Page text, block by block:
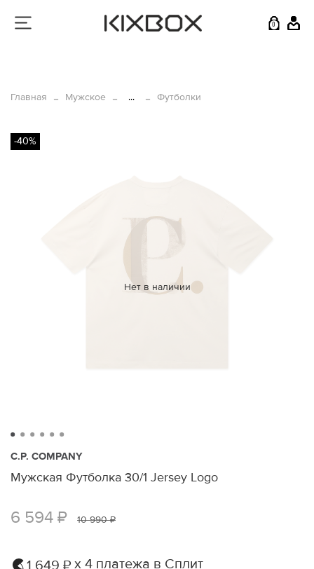
0
Главная Мужское ... Футболки
Нет в наличии
-40%
C.P. COMPANY
Мужская Футболка 30/1 Jersey Logo
6 594 ₽ 10 990 ₽
1 649 ₽ х 4 платежа в Сплит